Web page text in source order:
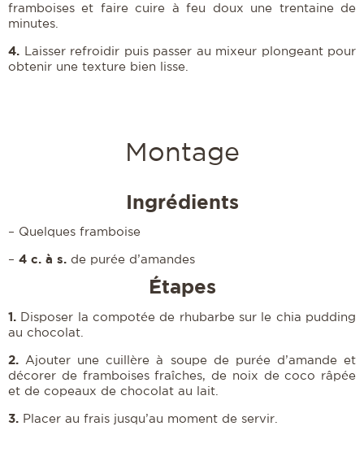
framboises et faire cuire à feu doux une trentaine de
minutes.
4.
Laisser refroidir puis passer au mixeur plongeant pour
obtenir une texture bien lisse.
Montage
Ingrédients
– Quelques framboise
– 4 c. à s. de purée d’amandes
Étapes
1.
Disposer la compotée de rhubarbe sur le chia pudding
au chocolat.
2.
Ajouter une cuillère à soupe de purée d’amande et
décorer de framboises fraîches, de noix de coco râpée
et de copeaux de chocolat au lait.
3. Placer au frais jusqu’au moment de servir.